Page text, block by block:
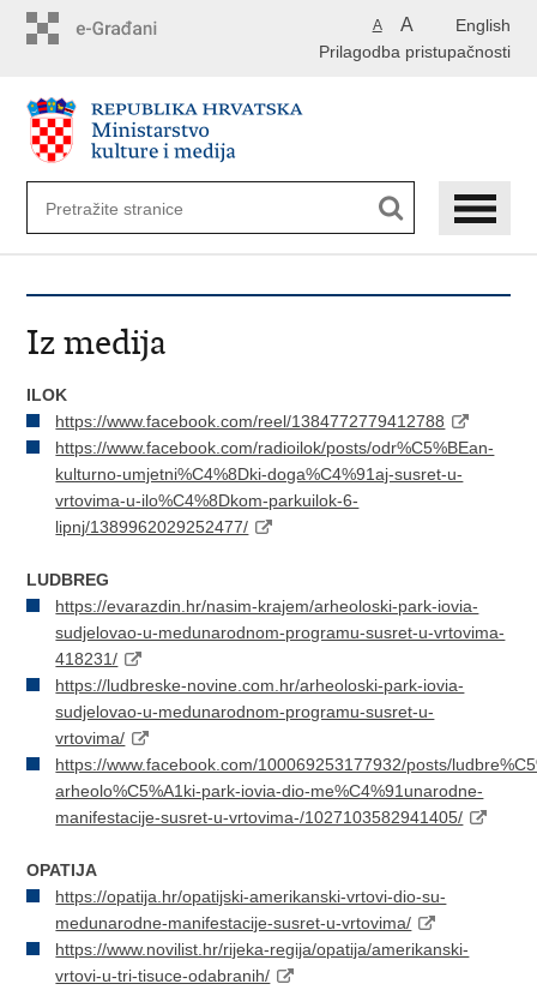
English
A A
Prilagodba pristupačnosti
Iz medija
ILOK
https://www.facebook.com/reel/1384772779412788
https://www.facebook.com/radioilok/posts/odr%C5%BEan-
kulturno-umjetni%C4%8Dki-doga%C4%91aj-susret-u-
vrtovima-u-ilo%C4%8Dkom-parkuilok-6-
lipnj/1389962029252477/
LUDBREG
https://evarazdin.hr/nasim-krajem/arheoloski-park-iovia-
sudjelovao-u-medunarodnom-programu-susret-u-vrtovima-
418231/
https://ludbreske-novine.com.hr/arheoloski-park-iovia-
sudjelovao-u-medunarodnom-programu-susret-u-
vrtovima/
https://www.facebook.com/100069253177932/posts/
arheolo%C5%A1ki-park-iovia-dio-me%C4%91unarodne-
manifestacije-susret-u-vrtovima-/1027103582941405/
OPATIJA
https://opatija.hr/opatijski-amerikanski-vrtovi-dio-su-
medunarodne-manifestacije-susret-u-vrtovima/
https://www.novilist.hr/rijeka-regija/opatija/amerikanski-
vrtovi-u-tri-tisuce-odabranih/